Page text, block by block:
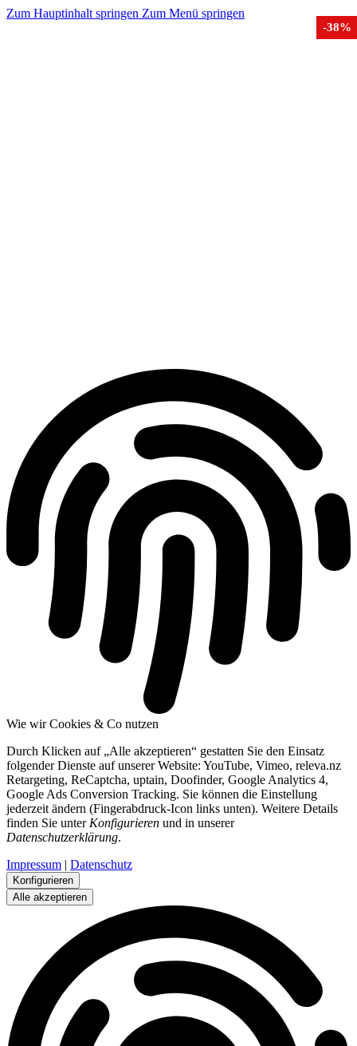
Zum Hauptinhalt springen Zum Menü springen
Wie wir Cookies & Co nutzen
Durch Klicken auf „Alle akzeptieren“ gestatten Sie den Einsatz
folgender Dienste auf unserer Website: YouTube, Vimeo, releva.nz
Retargeting, ReCaptcha, uptain, Doofinder, Google Analytics 4,
Google Ads Conversion Tracking. Sie können die Einstellung
jederzeit ändern (Fingerabdruck-Icon links unten). Weitere Details
finden Sie unter Konfigurieren und in unserer
Datenschutzerklärung.
Impressum | Datenschutz
Konfigurieren
Alle akzeptieren
-25%
-52%
-38%